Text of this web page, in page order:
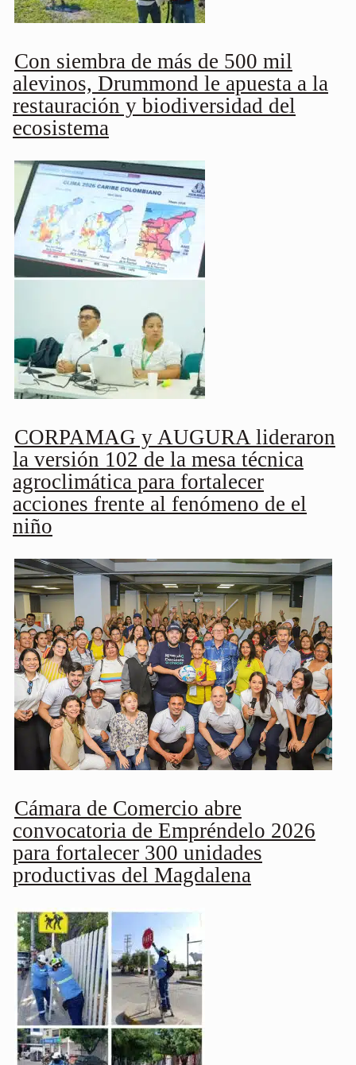
Con siembra de más de 500 mil
alevinos, Drummond le apuesta a la
restauración y biodiversidad del
ecosistema
CORPAMAG y AUGURA lideraron
la versión 102 de la mesa técnica
agroclimática para fortalecer
acciones frente al fenómeno de el
niño
Cámara de Comercio abre
convocatoria de Empréndelo 2026
para fortalecer 300 unidades
productivas del Magdalena